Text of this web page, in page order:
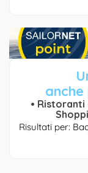
• Ristoranti
Risultati per: